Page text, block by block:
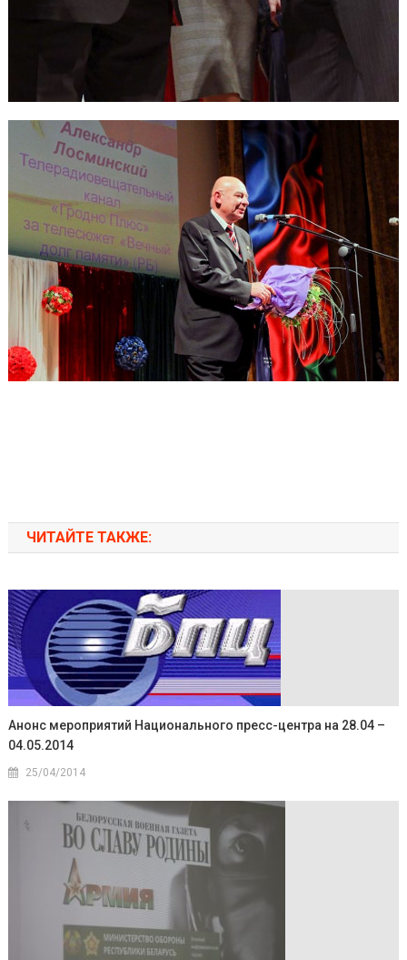
ЧИТАЙТЕ ТАКЖЕ:
Анонс мероприятий Национального пресс-центра на 28.04 –
04.05.2014
25/04/2014